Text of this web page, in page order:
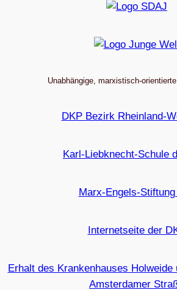
Unabhängige, marxistisch-
DKP Bezirk Rheinland-
Karl-Liebknecht-Schule
Marx-Engels-Stiftung
Internetseite der
Erhalt des Krankenhauses
Amsterdamer